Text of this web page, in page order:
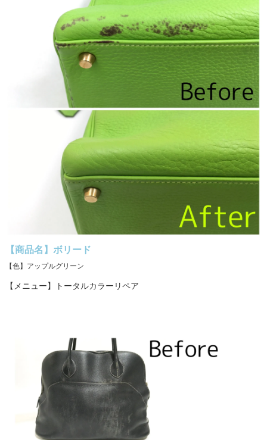
【商品名】ボリード
【色】アップルグリーン
【メニュー】トータルカラーリペア